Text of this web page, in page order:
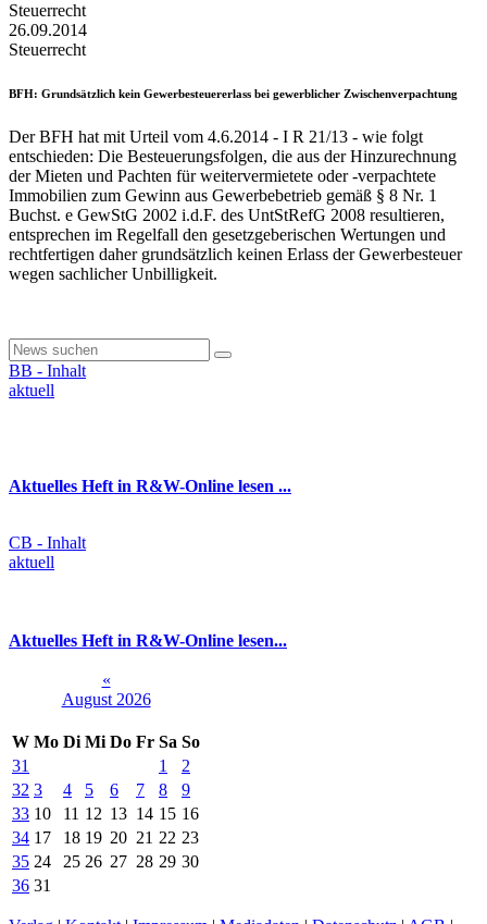
Steuerrecht
26.09.2014
Steuerrecht
BFH: Grundsätzlich kein Gewerbesteuererlass bei gewerblicher Zwischenverpachtung
Der BFH hat mit Urteil vom 4.6.2014 - I R 21/13 - wie folgt
entschieden: Die Besteuerungsfolgen, die aus der Hinzurechnung
der Mieten und Pachten für weitervermietete oder -verpachtete
Immobilien zum Gewinn aus Gewerbebetrieb gemäß § 8 Nr. 1
Buchst. e GewStG 2002 i.d.F. des UntStRefG 2008 resultieren,
entsprechen im Regelfall den gesetzgeberischen Wertungen und
rechtfertigen daher grundsätzlich keinen Erlass der Gewerbesteuer
wegen sachlicher Unbilligkeit.
BB - Inhalt
aktuell
Aktuelles Heft in R&W-Online lesen ...
CB - Inhalt
aktuell
Aktuelles Heft in R&W-Online lesen...
«
August 2026
W Mo Di Mi Do Fr Sa So
31
1
2
32 3 4 5 6 7 8
9
33 10 11 12 13 14 15 16
34 17 18 19 20 21 22 23
35 24 25 26 27 28 29 30
36 31